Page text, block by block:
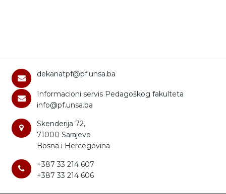
dekanatpf@pf.unsa.ba
Informacioni servis Pedagoškog fakulteta
info@pf.unsa.ba
Skenderija 72,
71000 Sarajevo
Bosna i Hercegovina
+387 33 214 607
+387 33 214 606